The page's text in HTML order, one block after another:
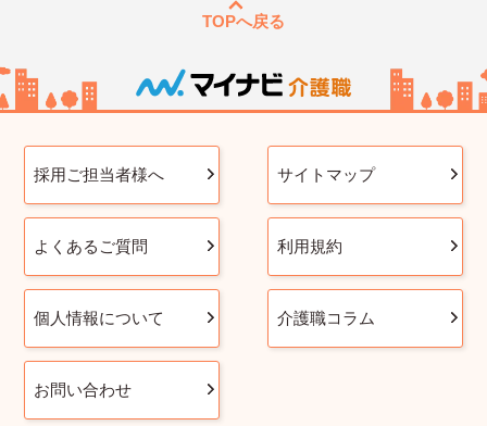
TOPへ戻る
採用ご担当者様へ サイトマップ
よくあるご質問 利用規約
個人情報について 介護職コラム
お問い合わせ